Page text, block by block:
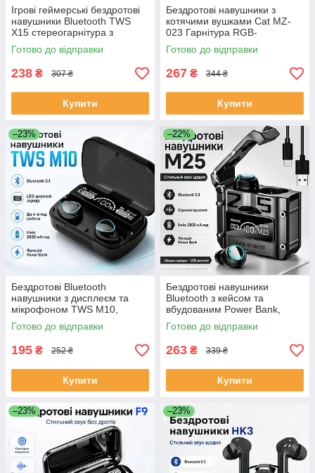
Ігрові геймерські бездротові
навушники Bluetooth TWS
X15 стереогарнітура з
мікрофоном зарядним
кейсом ЕКОБОКС
Готово до відправки
238 ₴ 307 ₴
Купити
Бездротові навушники з
котячими вушками Cat MZ-
023 Гарнітура RGB-
підсвіткою FM microSD
Рожеві ЕКОБОКС
Готово до відправки
267 ₴ 344 ₴
Купити
–23%
Бездротові Bluetooth
навушники з дисплеєм та
мікрофоном TWS M10,
Чорний / Блютуз навушники з
функцією PowerBank
Готово до відправки
195 ₴ 252 ₴
Купити
–22%
Бездротові навушники
Bluetooth з кейсом та
вбудованим Power Bank,
M25, Чорний / Вакуумні
навушники з дисплеєм
Готово до відправки
263 ₴ 339 ₴
Купити
–23% –23%